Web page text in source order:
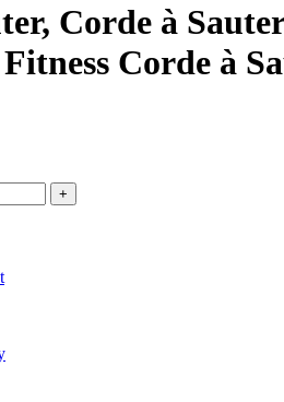
Corde à
Corde à